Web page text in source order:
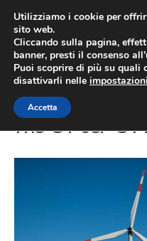
contenuto
libertà
Utilizziamo i cookie per
sito web.
Cliccando sulla pagina,
banner, presti il consenso
Puoi scoprire di più su quali
disattivarli nelle impostazioni
Accetta